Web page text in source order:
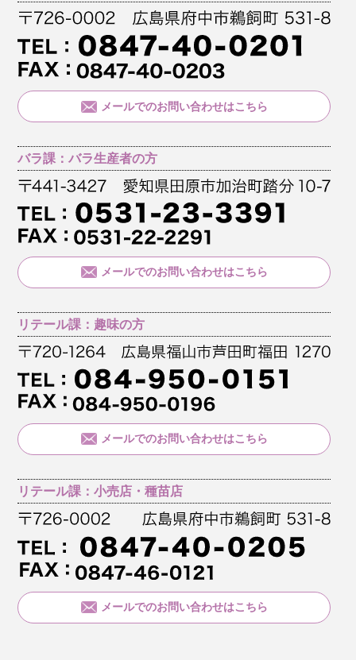
メールでのお問い合わせはこちら
バラ課：バラ生産者の方
メールでのお問い合わせはこちら
リテール課：趣味の方
メールでのお問い合わせはこちら
リテール課：小売店・種苗店
メールでのお問い合わせはこちら